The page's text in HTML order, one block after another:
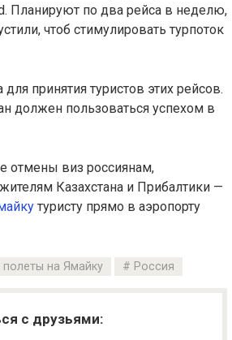
Планируют по два рейса в неделю,
чтоб стимулировать турпоток
принятия туристов этих рейсов.
должен пользоваться успехом в
отмены виз россиянам,
Казахстана и Прибалтики —
туристу прямо в аэропорту
полеты на Ямайку Россия
с друзьями: